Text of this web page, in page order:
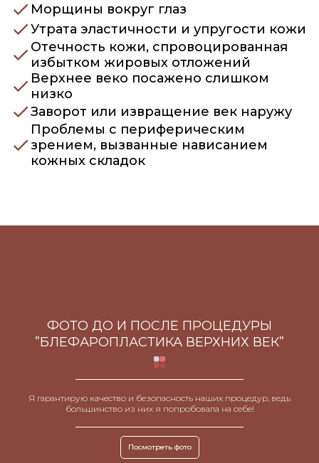
Морщины вокруг глаз
Утрата эластичности и упругости кожи
Отечность кожи, спровоцированная
избытком жировых отложений
Верхнее веко посажено слишком
низко
Заворот или извращение век наружу
Проблемы с периферическим
зрением, вызванные нависанием
кожных складок
ФОТО ДО И ПОСЛЕ ПРОЦЕДУРЫ
”БЛЕФАРОПЛАСТИКА ВЕРХНИХ ВЕК”
Я гарантирую качество и безопасность наших процедур, ведь
большинство из них я попробовала на себе!
Посмотреть фото